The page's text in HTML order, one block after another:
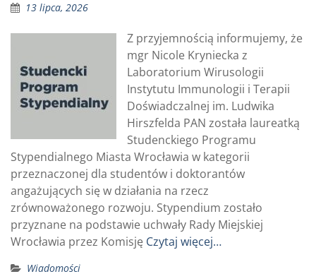
13 lipca, 2026
Z przyjemnością informujemy, że
mgr Nicole Kryniecka z
Laboratorium Wirusologii
Instytutu Immunologii i Terapii
Doświadczalnej im. Ludwika
Hirszfelda PAN została laureatką
Studenckiego Programu
Stypendialnego Miasta Wrocławia w kategorii
przeznaczonej dla studentów i doktorantów
angażujących się w działania na rzecz
zrównoważonego rozwoju. Stypendium zostało
przyznane na podstawie uchwały Rady Miejskiej
Wrocławia przez Komisję Czytaj więcej…
Wiadomości